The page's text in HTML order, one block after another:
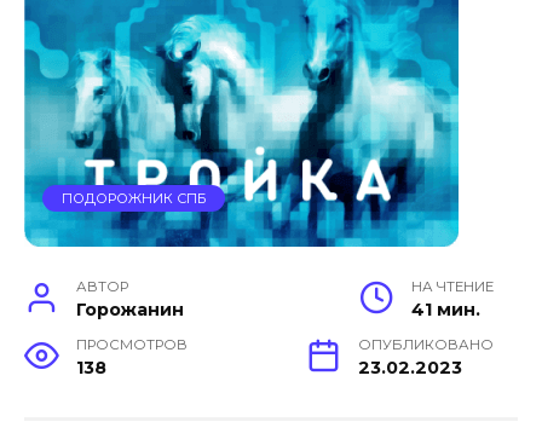
ПОДОРОЖНИК СПБ
АВТОР
Горожанин
НА ЧТЕНИЕ
41 мин.
ПРОСМОТРОВ
138
ОПУБЛИКОВАНО
23.02.2023